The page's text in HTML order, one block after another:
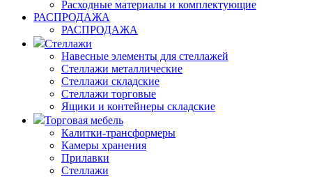
Расходные материалы и комплектующие
РАСПРОДАЖА
РАСПРОДАЖА
Стеллажи
Навесные элементы для стеллажей
Стеллажи металлические
Стеллажи складские
Стеллажи торговые
Ящики и контейнеры складские
Торговая мебель
Калитки-трансформеры
Камеры хранения
Прилавки
Стеллажи